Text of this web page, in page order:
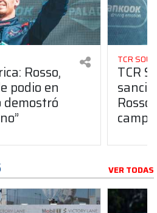
Rosso,
podio en
demostró
TCR
TCR
VER TODAS